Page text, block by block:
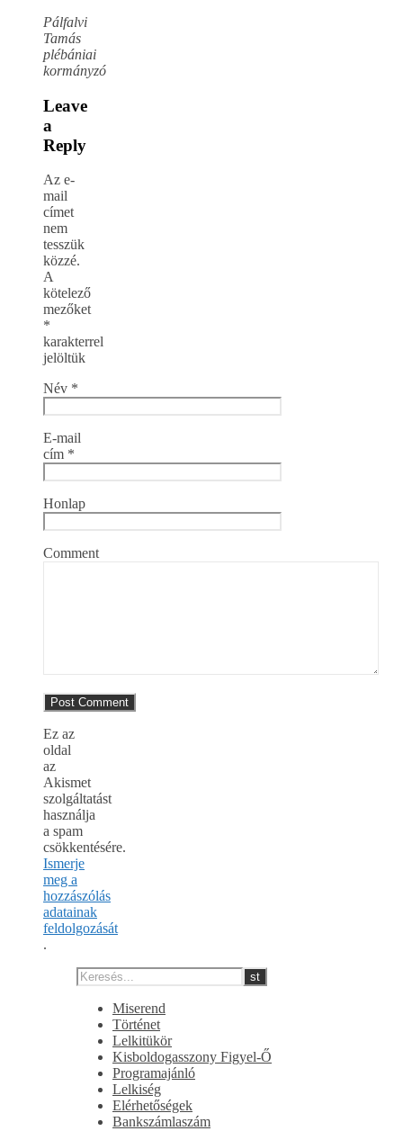
Pálfalvi
Tamás
plébániai
kormányzó
Leave
a
Reply
Az e-
mail
címet
nem
tesszük
közzé.
A
kötelező
mezőket
*
karakterrel
jelöltük
Név *
E-mail
cím *
Honlap
Comment
Ez az
oldal
az
Akismet
szolgáltatást
használja
a spam
csökkentésére.
Ismerje
meg a
hozzászólás
adatainak
feldolgozását
.
Miserend
Történet
Lelkitükör
Kisboldogasszony Figyel-Ő
Programajánló
Lelkiség
Elérhetőségek
Bankszámlaszám